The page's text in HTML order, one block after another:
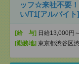
ッフ☆来社不要
い/T1[アルバイト]
[給 与] 日給13,000円～
[勤務地] 東京都渋谷区